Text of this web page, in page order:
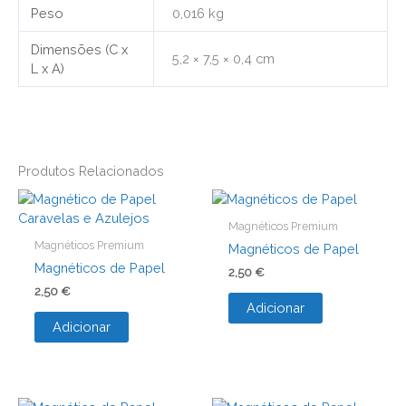
Peso 0,016 kg
Dimensões (C x
L x A)
5,2 × 7,5 × 0,4 cm
Produtos Relacionados
Magnéticos Premium
Magnéticos de Papel
2,50 €
Adicionar
Magnéticos Premium
Magnéticos de Papel
2,50 €
Adicionar